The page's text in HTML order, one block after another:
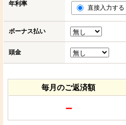
年利率
直接入力す
ボーナス払い
頭金
毎月のご返済額
－